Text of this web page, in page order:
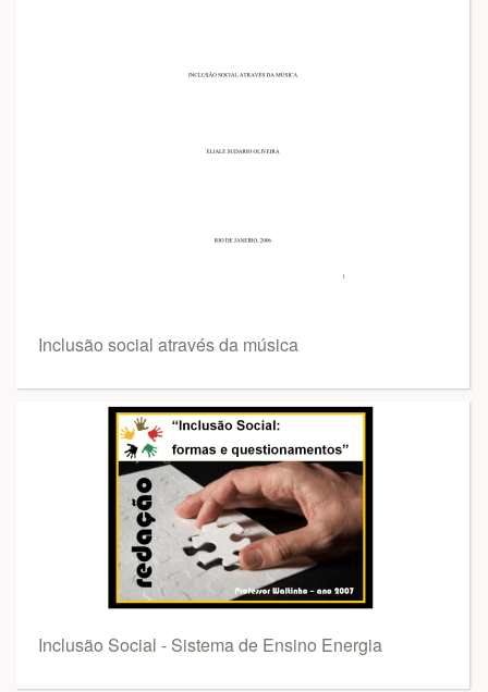
Inclusão social através da música
Inclusão Social - Sistema de Ensino Energia